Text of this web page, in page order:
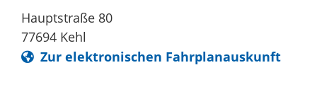
Hauptstraße 80
77694 Kehl
Zur elektronischen Fahrplanauskunft